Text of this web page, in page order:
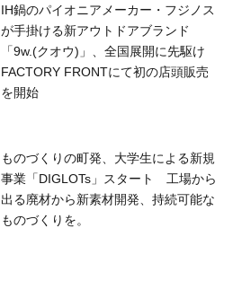
IH鍋のパイオニアメーカー・フジノス
が手掛ける新アウトドアブランド
「9w.(クオウ)」、全国展開に先駆け
FACTORY FRONTにて初の店頭販売
を開始
ものづくりの町発、大学生による新規
事業「DIGLOTs」スタート 工場から
出る廃材から新素材開発、持続可能な
ものづくりを。